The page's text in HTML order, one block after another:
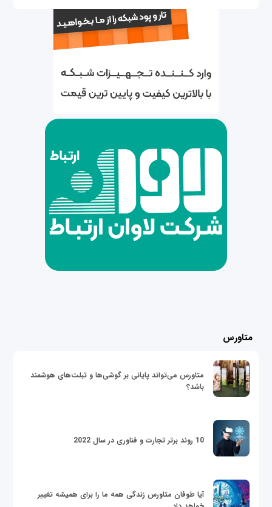
متاورس
متاورس می‌تواند پایانی بر گوشی‌ها و تبلت‌های هوشمند
باشد؟
10 روند برتر تجارت و فناوری در سال 2022
آیا طوفان متاورس زندگی همه ما را برای همیشه تغییر